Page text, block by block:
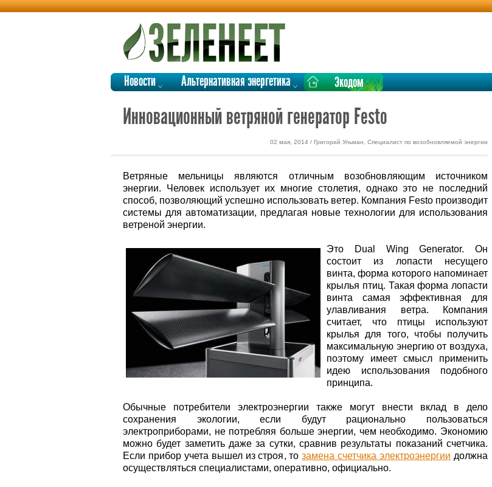
Новости Альтернативная энергетика Экодом
Инновационный ветряной генератор Festo
02 мая, 2014 / Григорий Ульман, Специалист по возобновляемой энергии
Ветряные мельницы являются отличным возобновляющим источником
энергии. Человек использует их многие столетия, однако это не последний
способ, позволяющий успешно использовать ветер. Компания Festo производит
системы для автоматизации, предлагая новые технологии для использования
ветреной энергии.
Это Dual Wing Generator. Он
состоит из лопасти несущего
винта, форма которого напоминает
крылья птиц. Такая форма лопасти
винта самая эффективная для
улавливания ветра. Компания
считает, что птицы используют
крылья для того, чтобы получить
максимальную энергию от воздуха,
поэтому имеет смысл применить
идею использования подобного
принципа.
Обычные потребители электроэнергии также могут внести вклад в дело
сохранения экологии, если будут рационально пользоваться
электроприборами, не потребляя больше энергии, чем необходимо. Экономию
можно будет заметить даже за сутки, сравнив результаты показаний счетчика.
Если прибор учета вышел из строя, тозамена счетчика электроэнергии должна
осуществляться специалистами, оперативно, официально.